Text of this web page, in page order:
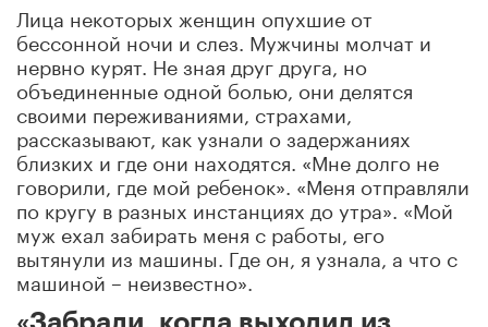
Лица некоторых женщин опухшие от
бессонной ночи и слез. Мужчины молчат и
нервно курят. Не зная друг друга, но
объединенные одной болью, они делятся
своими переживаниями, страхами,
рассказывают, как узнали о задержаниях
близких и где они находятся. «Мне долго не
говорили, где мой ребенок». «Меня отправляли
по кругу в разных инстанциях до утра». «Мой
муж ехал забирать меня с работы, его
вытянули из машины. Где он, я узнала, а что с
машиной – неизвестно».